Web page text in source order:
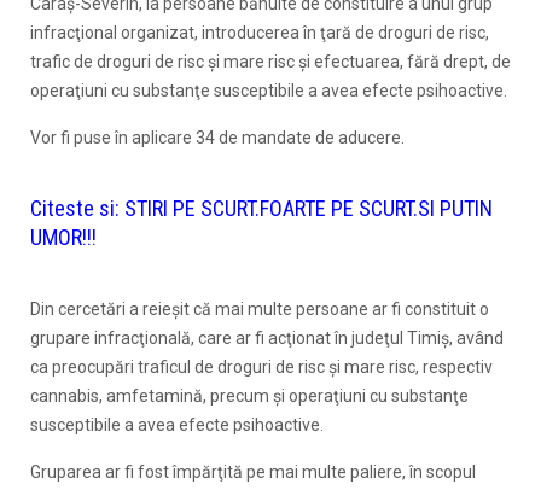
infracţional organizat, introducerea în ţară de droguri de risc,
trafic de droguri de risc şi mare risc şi efectuarea, fără drept, de
operaţiuni cu substanţe susceptibile a avea efecte psihoactive.
Vor fi puse în aplicare 34 de mandate de aducere.
Citeste si: STIRI PE SCURT.FOARTE PE SCURT.SI PUTIN
UMOR!!!
Din cercetări a reieşit că mai multe persoane ar fi constituit o
grupare infracţională, care ar fi acţionat în judeţul Timiş, având
ca preocupări traficul de droguri de risc şi mare risc, respectiv
cannabis, amfetamină, precum şi operaţiuni cu substanţe
susceptibile a avea efecte psihoactive.
Gruparea ar fi fost împărţită pe mai multe paliere, în scopul